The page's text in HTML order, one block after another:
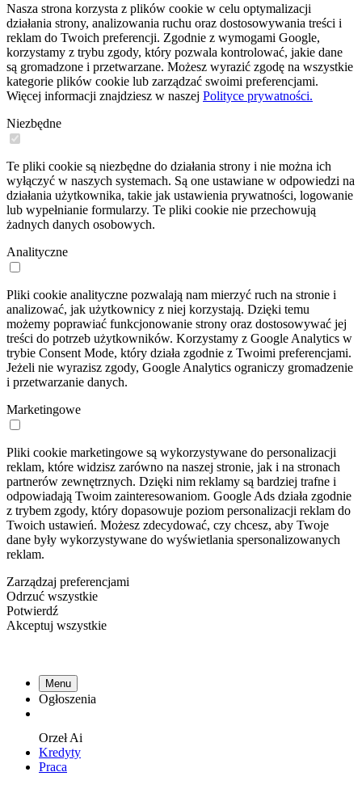
Nasza strona korzysta z plików cookie w celu optymalizacji
działania strony, analizowania ruchu oraz dostosowywania treści i
reklam do Twoich preferencji. Zgodnie z wymogami Google,
korzystamy z trybu zgody, który pozwala kontrolować, jakie dane
są gromadzone i przetwarzane. Możesz wyrazić zgodę na wszystkie
kategorie plików cookie lub zarządzać swoimi preferencjami.
Więcej informacji znajdziesz w naszej Polityce prywatności.
Niezbędne
Te pliki cookie są niezbędne do działania strony i nie można ich
wyłączyć w naszych systemach. Są one ustawiane w odpowiedzi na
działania użytkownika, takie jak ustawienia prywatności, logowanie
lub wypełnianie formularzy. Te pliki cookie nie przechowują
żadnych danych osobowych.
Analityczne
Pliki cookie analityczne pozwalają nam mierzyć ruch na stronie i
analizować, jak użytkownicy z niej korzystają. Dzięki temu
możemy poprawiać funkcjonowanie strony oraz dostosowywać jej
treści do potrzeb użytkowników. Korzystamy z Google Analytics w
trybie Consent Mode, który działa zgodnie z Twoimi preferencjami.
Jeżeli nie wyrazisz zgody, Google Analytics ograniczy gromadzenie
i przetwarzanie danych.
Marketingowe
Pliki cookie marketingowe są wykorzystywane do personalizacji
reklam, które widzisz zarówno na naszej stronie, jak i na stronach
partnerów zewnętrznych. Dzięki nim reklamy są bardziej trafne i
odpowiadają Twoim zainteresowaniom. Google Ads działa zgodnie
z trybem zgody, który dopasowuje poziom personalizacji reklam do
Twoich ustawień. Możesz zdecydować, czy chcesz, aby Twoje
dane były wykorzystywane do wyświetlania spersonalizowanych
reklam.
Zarządzaj preferencjami
Odrzuć wszystkie
Potwierdź
Akceptuj wszystkie
Menu
Ogłoszenia
OrzełAi
Kredyty
Praca